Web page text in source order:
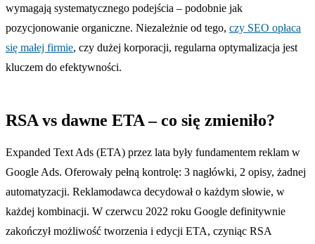
wymagają systematycznego podejścia – podobnie jak
pozycjonowanie organiczne. Niezależnie od tego, czy SEO opłaca
się małej firmie, czy dużej korporacji, regularna optymalizacja jest
kluczem do efektywności.
RSA vs dawne ETA – co się zmieniło?
Expanded Text Ads (ETA) przez lata były fundamentem reklam w
Google Ads. Oferowały pełną kontrolę: 3 nagłówki, 2 opisy, żadnej
automatyzacji. Reklamodawca decydował o każdym słowie, w
każdej kombinacji. W czerwcu 2022 roku Google definitywnie
zakończył możliwość tworzenia i edycji ETA, czyniąc RSA